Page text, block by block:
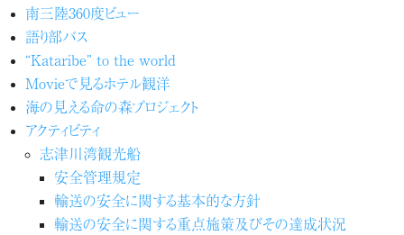
南三陸360度ビュー
語り部バス
“Kataribe” to the world
Movieで見るホテル観洋
海の見える命の森プロジェクト
アクティビティ
志津川湾観光船
安全管理規定
輸送の安全に関する基本的な方針
輸送の安全に関する重点施策及びその達成状況